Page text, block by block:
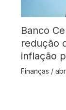
Banco
redução
inflação
Finanças /